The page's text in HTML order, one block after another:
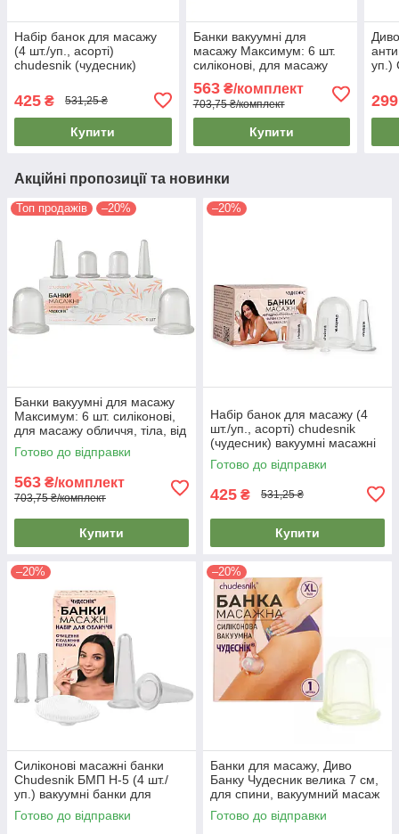
Набір банок для масажу
(4 шт./уп., асорті)
chudesnik (чудесник)
силіконові банки
425 ₴ 531,25 ₴
Купити
Банки вакуумні для
масажу Максимум: 6 шт.
силіконові, для масажу
563₴/комплект
703,75 ₴/комплект
Купити
уп.)
299
Акційні пропозиції та новинки
Топ продажів –20%
Банки вакуумні для масажу
Максимум: 6 шт. силіконові,
для масажу обличчя, тіла, від
целюліту
Готово до відправки
563 ₴/комплект
703,75 ₴/комплект
Купити
–20%
Набір банок для масажу (4
шт./уп., асорті) chudesnik
(чудесник) вакуумні масажні
силіконові банки
Готово до відправки
425 ₴ 531,25 ₴
Купити
–20%
Силіконові масажні банки
Chudesnik БМП Н-5 (4 шт./
уп.) вакуумні банки для
масажу обличчя + щіточка
Готово до відправки
–20%
Банки для масажу, Диво
Банку Чудесник велика 7 см,
для спини, вакуумний масаж
живота
Готово до відправки